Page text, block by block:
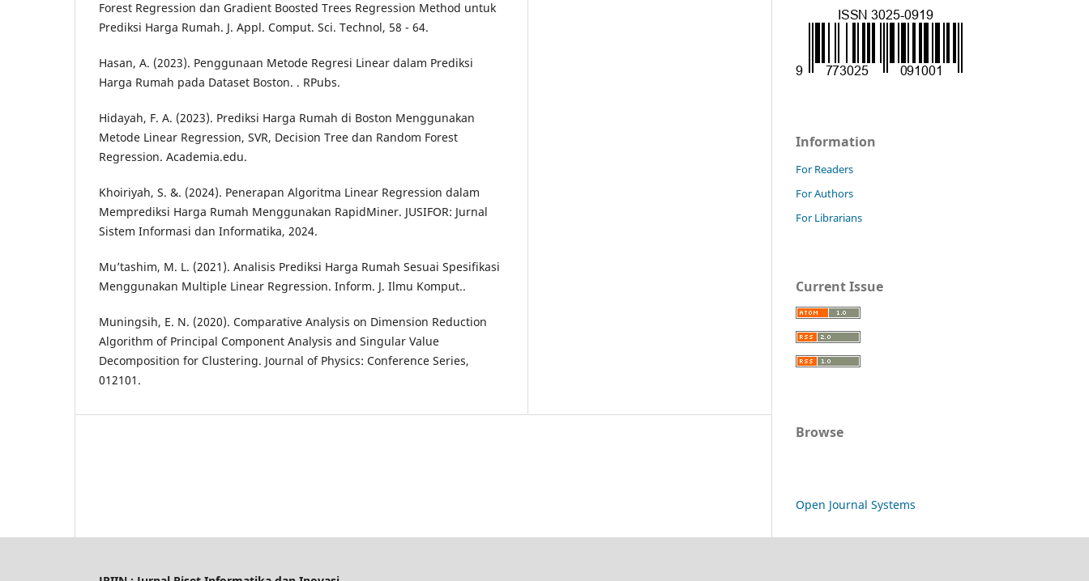
Forest Regression dan Gradient Boosted Trees Regression Method untuk
Prediksi Harga Rumah. J. Appl. Comput. Sci. Technol, 58 - 64.
Hasan, A. (2023). Penggunaan Metode Regresi Linear dalam Prediksi
Harga Rumah pada Dataset Boston. . RPubs.
Hidayah, F. A. (2023). Prediksi Harga Rumah di Boston Menggunakan
Metode Linear Regression, SVR, Decision Tree dan Random Forest
Regression. Academia.edu.
Khoiriyah, S. &. (2024). Penerapan Algoritma Linear Regression dalam
Memprediksi Harga Rumah Menggunakan RapidMiner. JUSIFOR: Jurnal
Sistem Informasi dan Informatika, 2024.
Mu’tashim, M. L. (2021). Analisis Prediksi Harga Rumah Sesuai Spesifikasi
Menggunakan Multiple Linear Regression. Inform. J. Ilmu Komput..
Muningsih, E. N. (2020). Comparative Analysis on Dimension Reduction
Algorithm of Principal Component Analysis and Singular Value
Decomposition for Clustering. Journal of Physics: Conference Series,
012101.
Information
For Readers
For Authors
For Librarians
Current Issue
Browse
Open Journal Systems